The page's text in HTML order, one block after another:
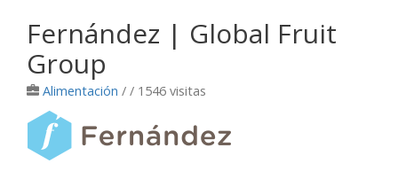
Fernández | Global Fruit
Group
Alimentación / / 1546 visitas